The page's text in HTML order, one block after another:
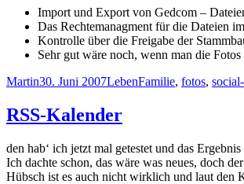
Import und Export von Gedcom –
Das Rechtemanagment für die Dateien
Kontrolle über die Freigabe der
Sehr gut wäre noch, wenn man die
Autor
MartinVeröffentlicht
30. Juni 2007Kategorien
LebenSchlagwörter
Familie, fotos,
RSS-Kalender
den hab‘ ich jetzt mal getestet und das
Ich dachte schon, das wäre was neues, doch der
Hübsch ist es auch nicht wirklich und laut den